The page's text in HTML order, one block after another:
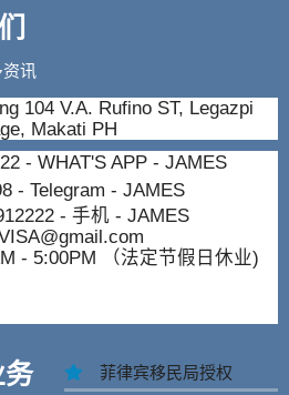
讯
104 V.A. Rufino ST, Legazpi
Makati PH
- WHAT'S APP - JAMES
- Telegram - JAMES
- 手机 - JAMES
- 5:00PM （法定节假日休业)
菲律宾移民局授权